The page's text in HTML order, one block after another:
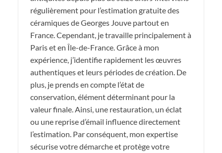
régulièrement pour l’estimation gratuite des
céramiques de Georges Jouve partout en
France. Cependant, je travaille principalement à
Paris et en Île-de-France. Grâce à mon
expérience, j’identifie rapidement les œuvres
authentiques et leurs périodes de création. De
plus, je prends en compte l’état de
conservation, élément déterminant pour la
valeur finale. Ainsi, une restauration, un éclat
ou une reprise d’émail influence directement
l’estimation. Par conséquent, mon expertise
sécurise votre démarche et protège votre